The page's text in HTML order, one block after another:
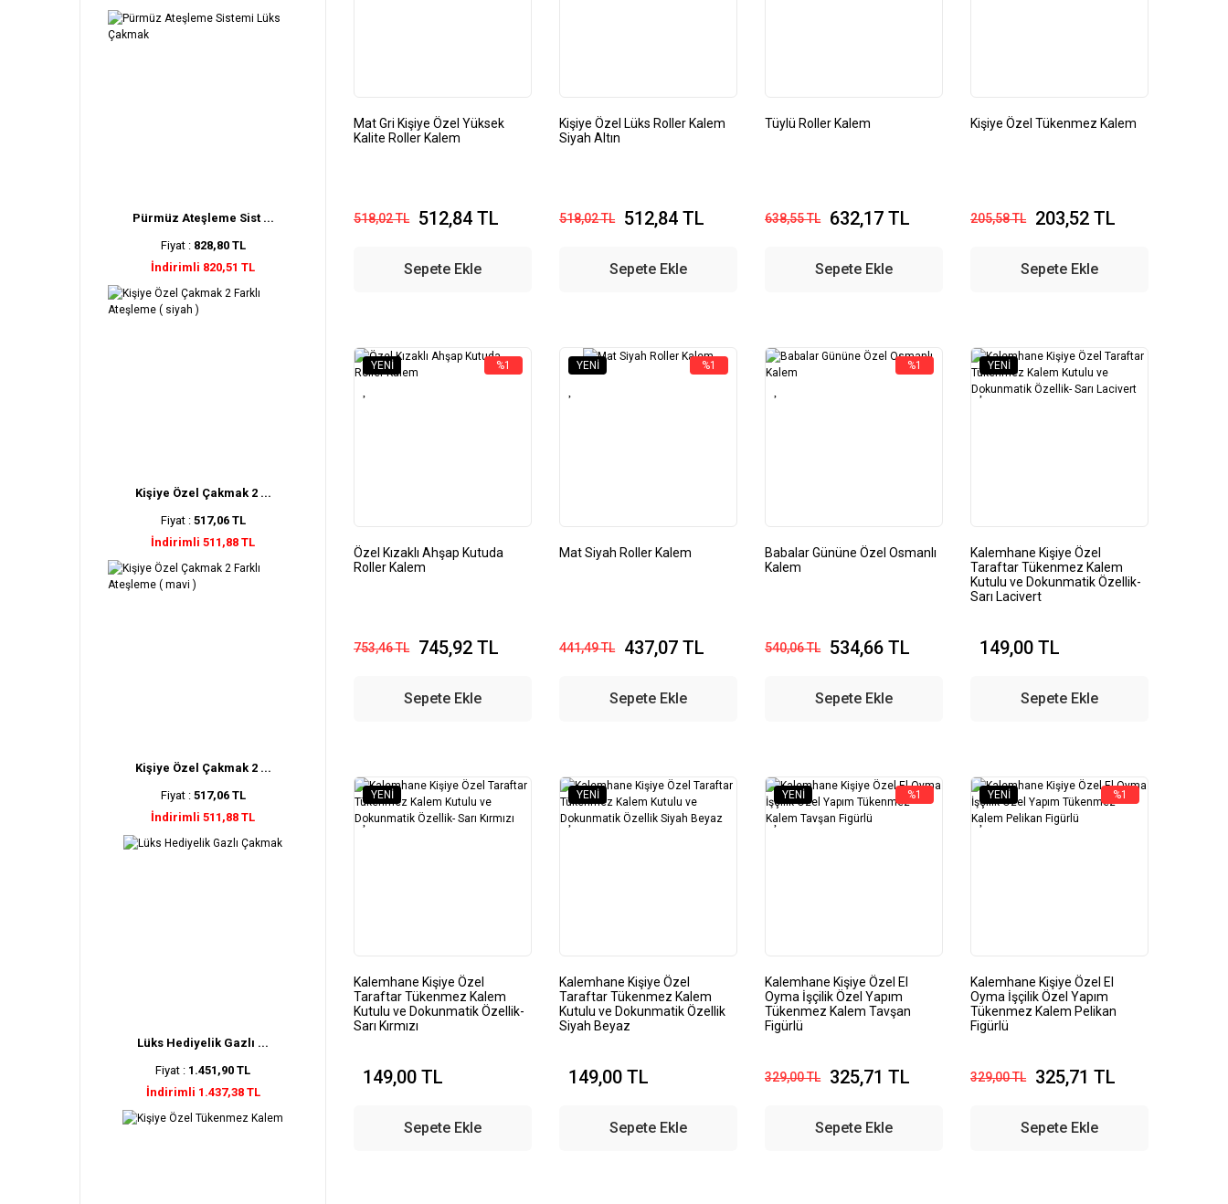
Pürmüz Ateşleme Sist ...
Fiyat : 828,80 TL
İndirimli 820,51 TL
Kişiye Özel Çakmak 2 ...
Fiyat : 517,06 TL
İndirimli 511,88 TL
Kişiye Özel Çakmak 2 ...
Fiyat : 517,06 TL
İndirimli 511,88 TL
Lüks Hediyelik Gazlı ...
Fiyat : 1.451,90 TL
İndirimli 1.437,38 TL
Mat Gri Kişiye Özel Yüksek
Kalite Roller Kalem
518,02 TL 512,84 TL
Sepete Ekle
Kişiye Özel Lüks Roller Kalem
Siyah Altın
518,02 TL 512,84 TL
Sepete Ekle
Tüylü Roller Kalem
638,55 TL 632,17 TL
Sepete Ekle
Kişiye Özel Tükenmez Kalem
205,58 TL 203,52 TL
Sepete Ekle
%1
YENI
Özel Kızaklı Ahşap Kutuda
Roller Kalem
753,46 TL 745,92 TL
Sepete Ekle
%1
YENI
Mat Siyah Roller Kalem
441,49 TL 437,07 TL
Sepete Ekle
%1
Babalar Gününe Özel Osmanlı
Kalem
540,06 TL 534,66 TL
Sepete Ekle
YENI
Kalemhane Kişiye Özel
Taraftar Tükenmez Kalem
Kutulu ve Dokunmatik Özellik-
Sarı Lacivert
149,00 TL
Sepete Ekle
YENI
Kalemhane Kişiye Özel
Taraftar Tükenmez Kalem
Kutulu ve Dokunmatik Özellik-
Sarı Kırmızı
149,00 TL
Sepete Ekle
YENI
Kalemhane Kişiye Özel
Taraftar Tükenmez Kalem
Kutulu ve Dokunmatik Özellik
Siyah Beyaz
149,00 TL
Sepete Ekle
%1
YENI
Kalemhane Kişiye Özel El
Oyma İşçilik Özel Yapım
Tükenmez Kalem Tavşan
Figürlü
329,00 TL 325,71 TL
Sepete Ekle
%1
YENI
Kalemhane Kişiye Özel El
Oyma İşçilik Özel Yapım
Tükenmez Kalem Pelikan
Figürlü
329,00 TL 325,71 TL
Sepete Ekle